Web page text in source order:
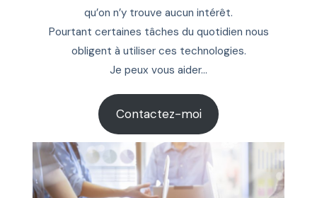
qu’on n’y trouve aucun intérêt.
Pourtant certaines tâches du quotidien nous
obligent à utiliser ces technologies.
Je peux vous aider…
Contactez-moi